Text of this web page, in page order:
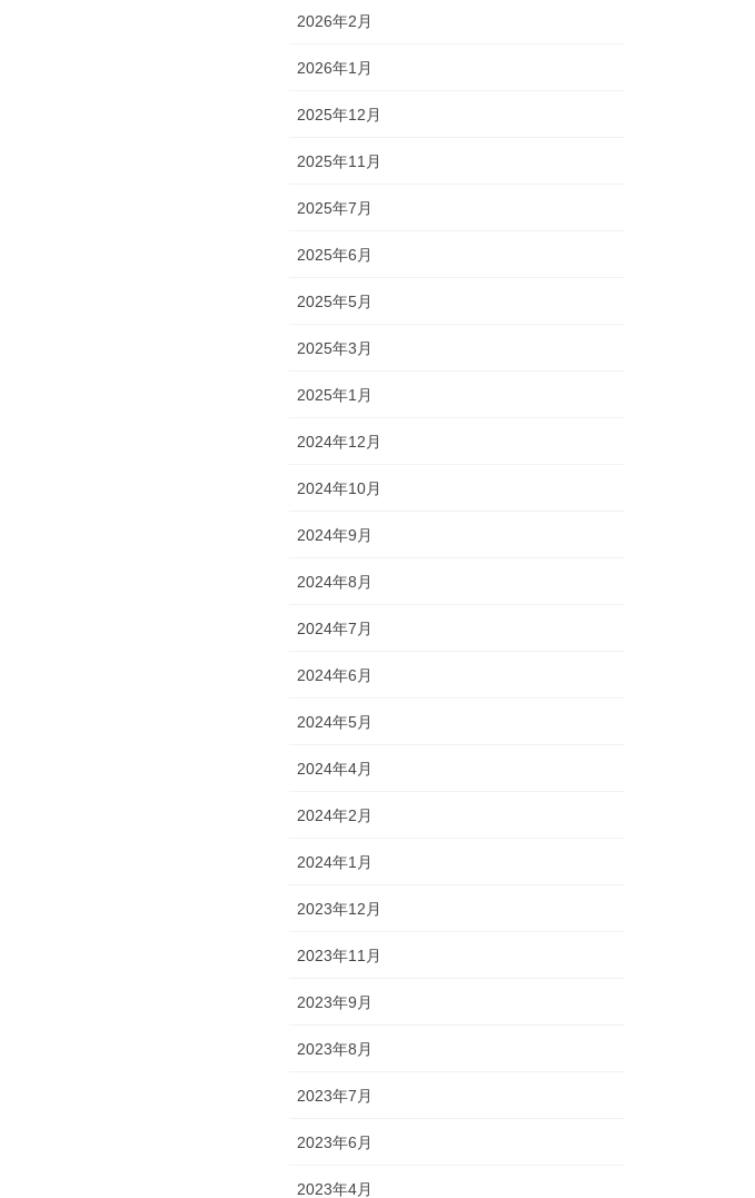
2026年2月
2026年1月
2025年12月
2025年11月
2025年7月
2025年6月
2025年5月
2025年3月
2025年1月
2024年12月
2024年10月
2024年9月
2024年8月
2024年7月
2024年6月
2024年5月
2024年4月
2024年2月
2024年1月
2023年12月
2023年11月
2023年9月
2023年8月
2023年7月
2023年6月
2023年4月